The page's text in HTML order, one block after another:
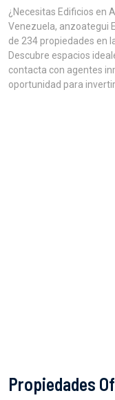
¿Necesitas Edificios en
Venezuela, anzoategui
de 234 propiedades en
Descubre espacios
contacta con agentes
oportunidad para
Propiedades